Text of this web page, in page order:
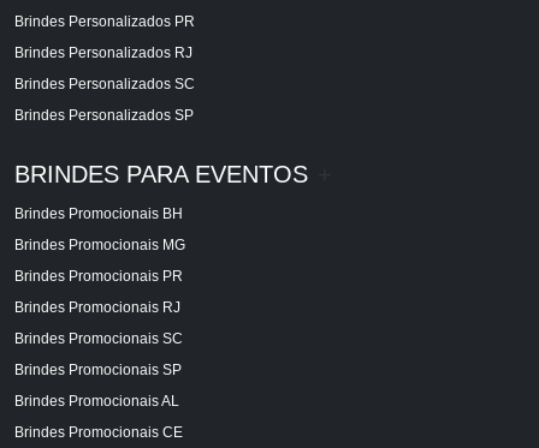
Brindes Personalizados PR
Brindes Personalizados RJ
Brindes Personalizados SC
Brindes Personalizados SP
BRINDES PARA EVENTOS
Brindes Promocionais BH
Brindes Promocionais MG
Brindes Promocionais PR
Brindes Promocionais RJ
Brindes Promocionais SC
Brindes Promocionais SP
Brindes Promocionais AL
Brindes Promocionais CE